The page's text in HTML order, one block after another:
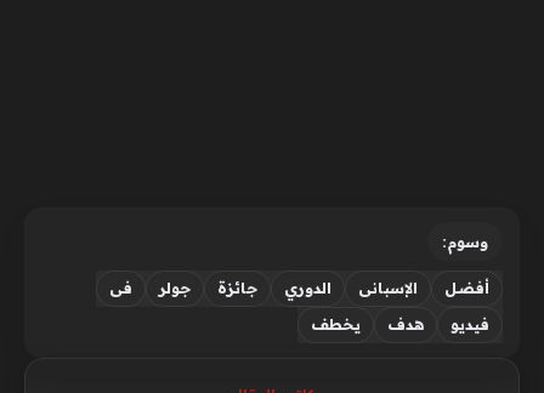
وسوم:
أفضل الإسبانى الدوري جائزة جولر
فى
فيديو
هدف يخطف